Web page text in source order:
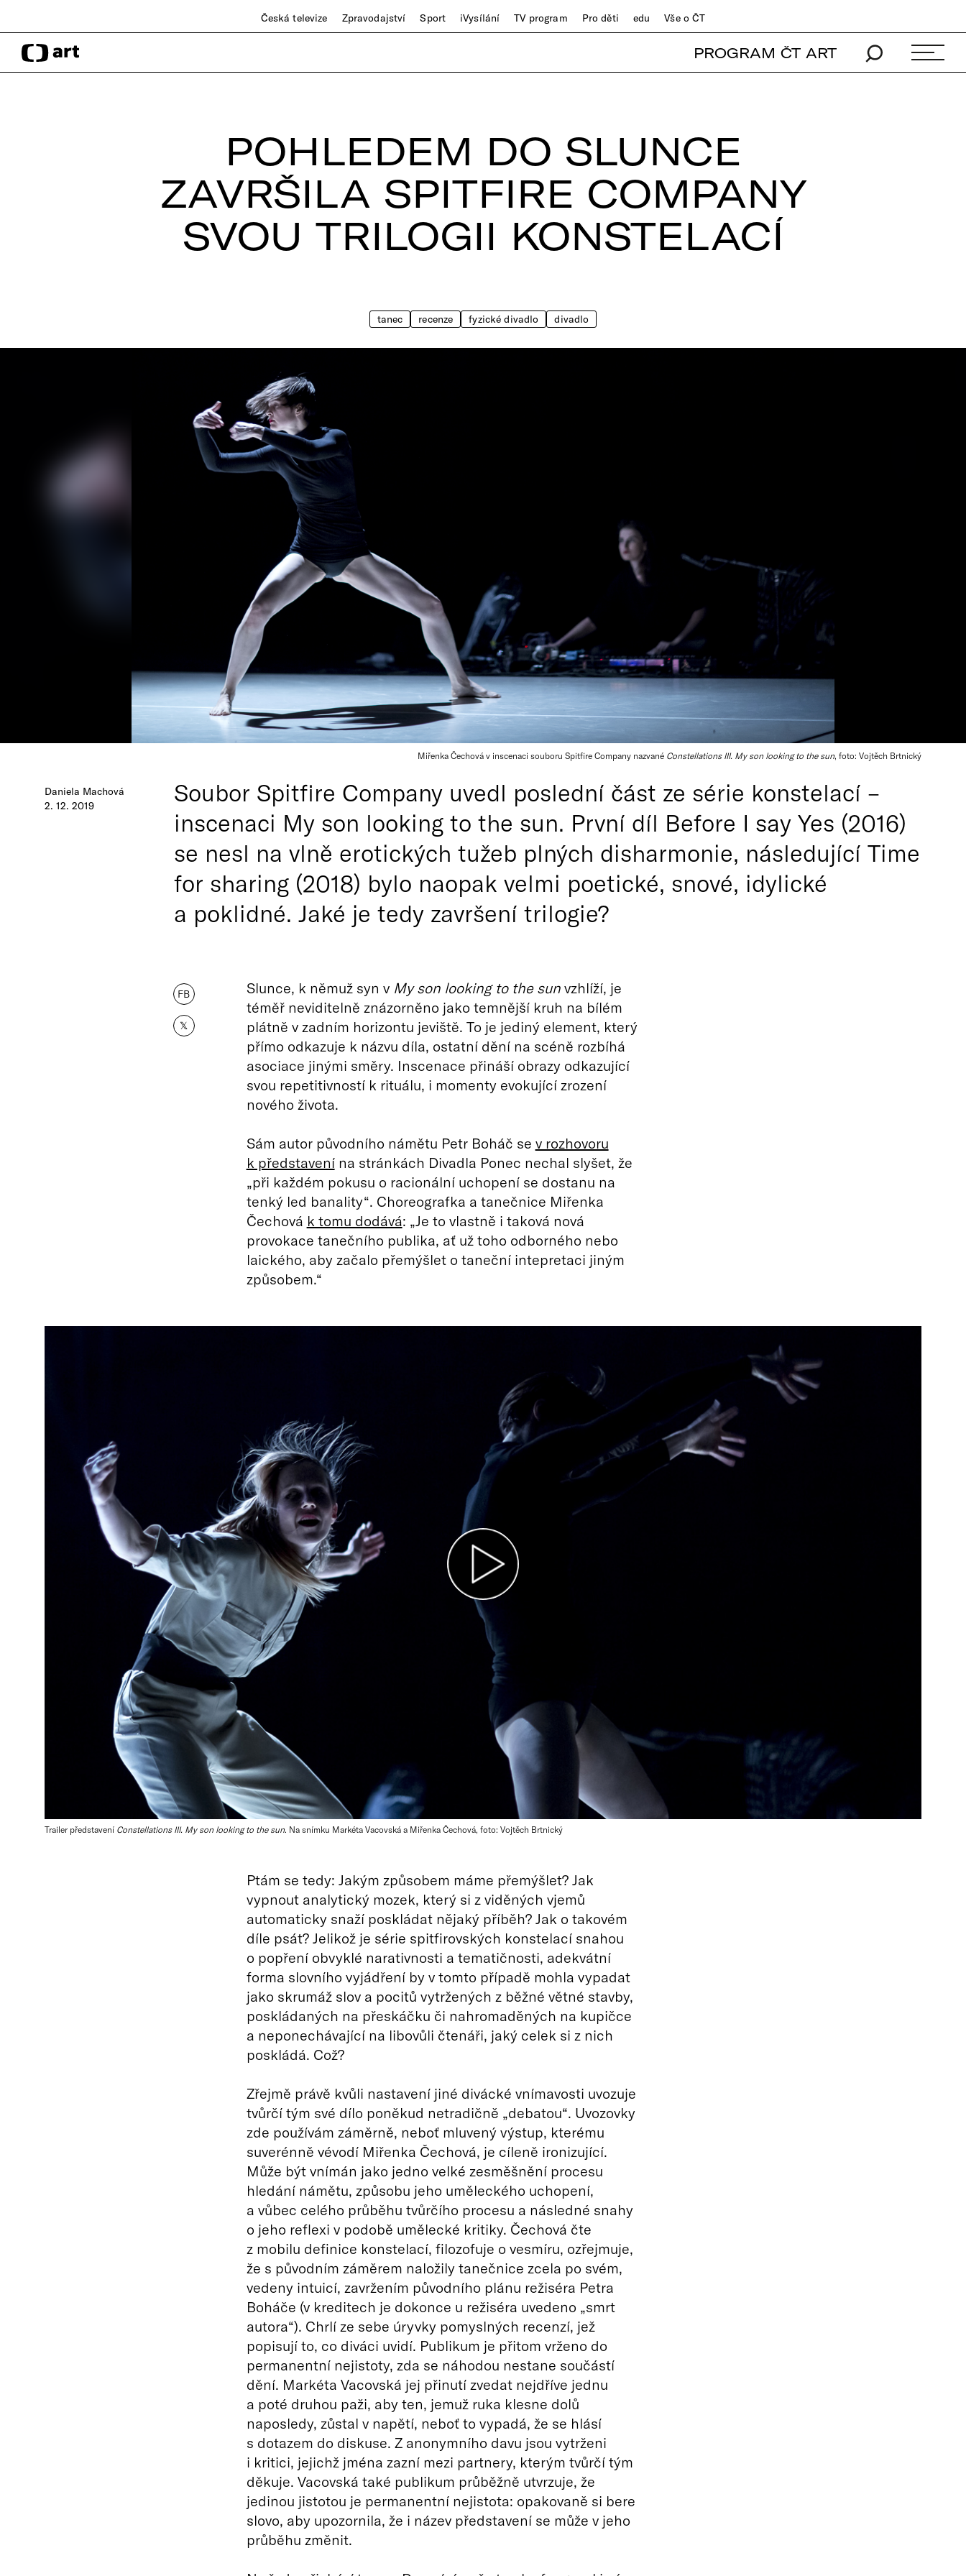
Česká televize Zpravodajství Sport iVysílání TV program Pro děti edu Vše o ČT
PROGRAM ČT ART
POHLEDEM DO SLUNCE
ZAVRŠILA SPITFIRE COMPANY
SVOU TRILOGII KONSTELACÍ
tanec recenze fyzické divadlo divadlo
Miřenka Čechová v inscenaci souboru Spitfire Company nazvané Constellations III. My son looking to the sun, foto: Vojtěch Brtnický
Daniela Machová
2. 12. 2019
Soubor Spitfire Company uvedl poslední část ze série konstelací –
inscenaci My son looking to the sun. První díl Before I say Yes (2016)
se nesl na vlně erotických tužeb plných disharmonie, následující Time
for sharing (2018) bylo naopak velmi poetické, snové, idylické
a poklidné. Jaké je tedy završení trilogie?
FB
𝕏
Slunce, k němuž syn v My son looking to the sunvzhlíží, je
téměř neviditelně znázorněno jako temnější kruh na bílém
plátně v zadním horizontu jeviště. To je jediný element, který
přímo odkazuje k názvu díla, ostatní dění na scéně rozbíhá
asociace jinými směry. Inscenace přináší obrazy odkazující
svou repetitivností k rituálu, i momenty evokující zrození
nového života.
Sám autor původního námětu Petr Boháč se v rozhovoru
k představenína stránkách Divadla Ponec nechal slyšet, že
„při každém pokusu o racionální uchopení se dostanu na
tenký led banality“. Choreografka a tanečnice Miřenka
Čechová k tomu dodává: „Je to vlastně i taková nová
provokace tanečního publika, ať už toho odborného nebo
laického, aby začalo přemýšlet o taneční intepretaci jiným
způsobem.“
Trailer představení Constellations III. My son looking to the sun. Na snímku Markéta Vacovská a Miřenka Čechová, foto: Vojtěch Brtnický
Ptám se tedy: Jakým způsobem máme přemýšlet? Jak
vypnout analytický mozek, který si z viděných vjemů
automaticky snaží poskládat nějaký příběh? Jak o takovém
díle psát? Jelikož je série spitfirovských konstelací snahou
o popření obvyklé narativnosti a tematičnosti, adekvátní
forma slovního vyjádření by v tomto případě mohla vypadat
jako skrumáž slov a pocitů vytržených z běžné větné stavby,
poskládaných na přeskáčku či nahromaděných na kupičce
a neponechávající na libovůli čtenáři, jaký celek si z nich
poskládá. Což?
Zřejmě právě kvůli nastavení jiné divácké vnímavosti uvozuje
tvůrčí tým své dílo poněkud netradičně „debatou“. Uvozovky
zde používám záměrně, neboť mluvený výstup, kterému
suverénně vévodí Miřenka Čechová, je cíleně ironizující.
Může být vnímán jako jedno velké zesměšnění procesu
hledání námětu, způsobu jeho uměleckého uchopení,
a vůbec celého průběhu tvůrčího procesu a následné snahy
o jeho reflexi v podobě umělecké kritiky. Čechová čte
z mobilu definice konstelací, filozofuje o vesmíru, ozřejmuje,
že s původním záměrem naložily tanečnice zcela po svém,
vedeny intuicí, zavržením původního plánu režiséra Petra
Boháče (v kreditech je dokonce u režiséra uvedeno „smrt
autora“). Chrlí ze sebe úryvky pomyslných recenzí, jež
popisují to, co diváci uvidí. Publikum je přitom vrženo do
permanentní nejistoty, zda se náhodou nestane součástí
dění. Markéta Vacovská jej přinutí zvedat nejdříve jednu
a poté druhou paži, aby ten, jemuž ruka klesne dolů
naposledy, zůstal v napětí, neboť to vypadá, že se hlásí
s dotazem do diskuse. Z anonymního davu jsou vytrženi
i kritici, jejichž jména zazní mezi partnery, kterým tvůrčí tým
děkuje. Vacovská také publikum průběžně utvrzuje, že
jedinou jistotou je permanentní nejistota: opakovaně si bere
slovo, aby upozornila, že i název představení se může v jeho
průběhu změnit.